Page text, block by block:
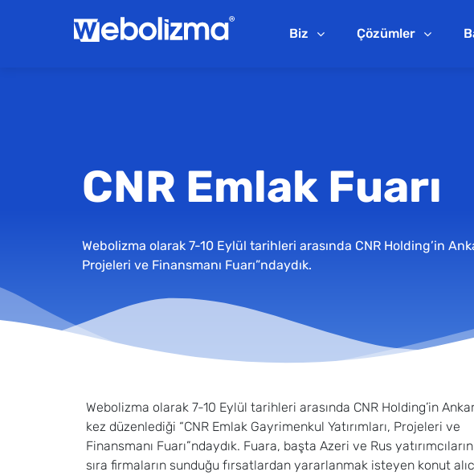
Biz Çözümler
CNR Emlak Fuarı
Webolizma olarak 7-10 Eylül tarihleri arasında CNR Holding’in
Projeleri ve Finansmanı Fuarı”ndaydık.
Webolizma olarak 7-10 Eylül tarihleri arasında CNR Holding’in
kez düzenlediği “CNR Emlak Gayrimenkul Yatırımları, Projeleri ve
Finansmanı Fuarı”ndaydık. Fuara, başta Azeri ve Rus
sıra firmaların sunduğu fırsatlardan yararlanmak isteyen konut